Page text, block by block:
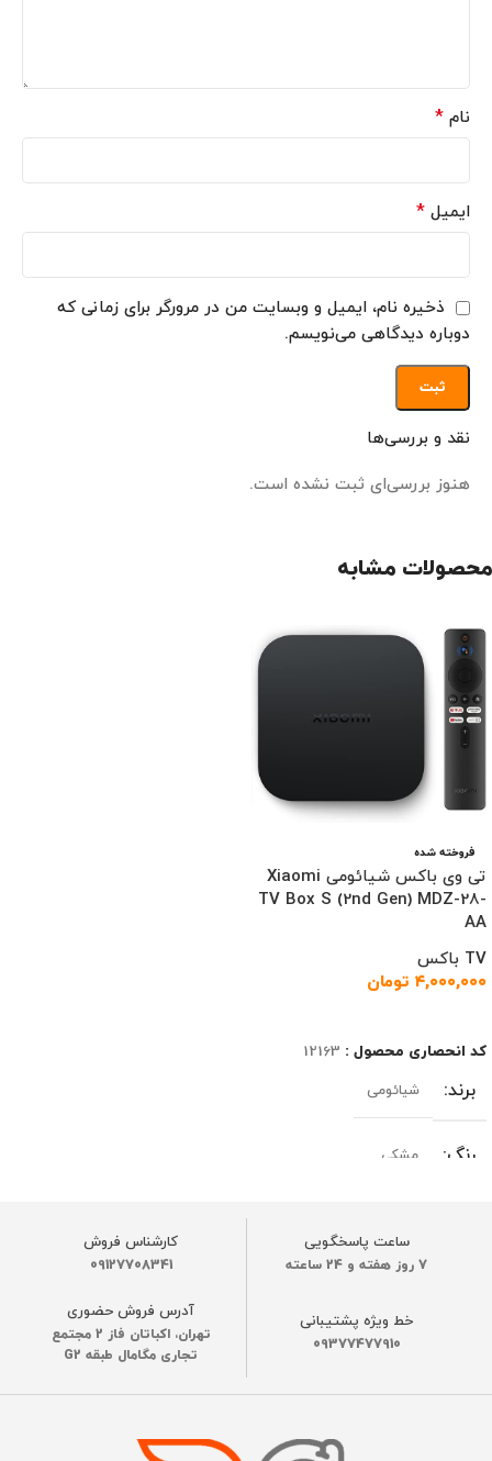
نقد و بررسی‌ها
هنوز بررسی‌ای ثبت نشده است.
نام *
ایمیل *
ذخیره نام، ایمیل و وبسایت من در مرورگر برای زمانی که
دوباره دیدگاهی می‌نویسم.
محصولات مشابه
فروخته شده
تی وی باکس شیائومی Xiaomi
TV Box S (2nd Gen) MDZ-28-
AA
TV باکس
۴,۰۰۰,۰۰۰ تومان
کد انحصاری محصول : 12163
برند شیائومی
رنگ مشکی
ساعت پاسخگویی
7 روز هفته و 24 ساعته
کارشناس فروش
09127708341
خط ویژه پشتیبانی
09377477910
آدرس فروش حضوری
تهران، اکباتان فاز 2 مجتمع
تجاری مگامال طبقه G2